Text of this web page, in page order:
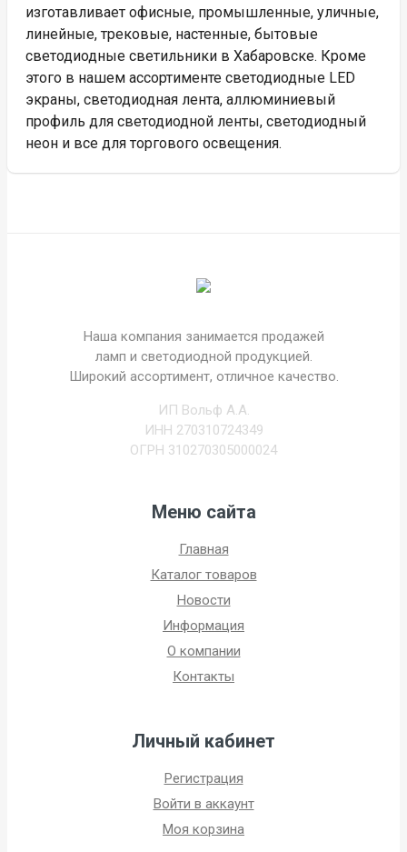
изготавливает офисные, промышленные, уличные,
линейные, трековые, настенные, бытовые
светодиодные светильники в Хабаровске. Кроме
этого в нашем ассортименте светодиодные LED
экраны, светодиодная лента, аллюминиевый
профиль для светодиодной ленты, светодиодный
неон и все для торгового освещения.
Наша компания занимается продажей
ламп и светодиодной продукцией.
Широкий ассортимент, отличное качество.
ИП Вольф А.А.
ИНН 270310724349
ОГРН 310270305000024
Меню сайта
Главная
Каталог товаров
Новости
Информация
О компании
Контакты
Личный кабинет
Регистрация
Войти в аккаунт
Моя корзина